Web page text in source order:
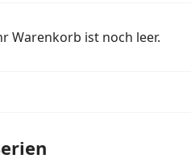
Warenkorb ist noch leer.